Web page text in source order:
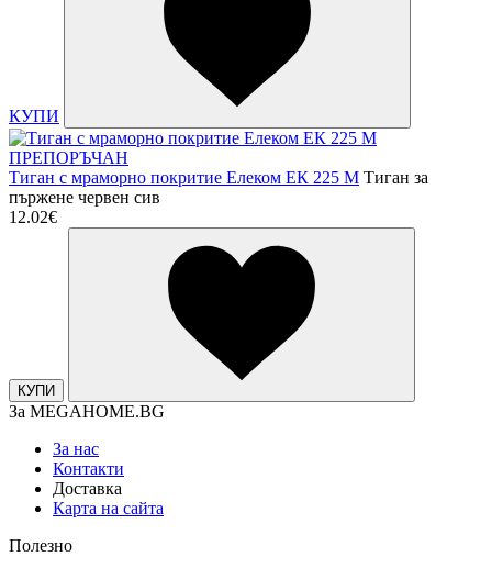
КУПИ
ПРЕПОРЪЧАН
Тиган с мраморно покритие Елеком ЕК 225 M Тиган за
пържене червен сив
12.02€
КУПИ
За MEGAHOME.BG
За нас
Контакти
Доставка
Карта на сайта
Полезно